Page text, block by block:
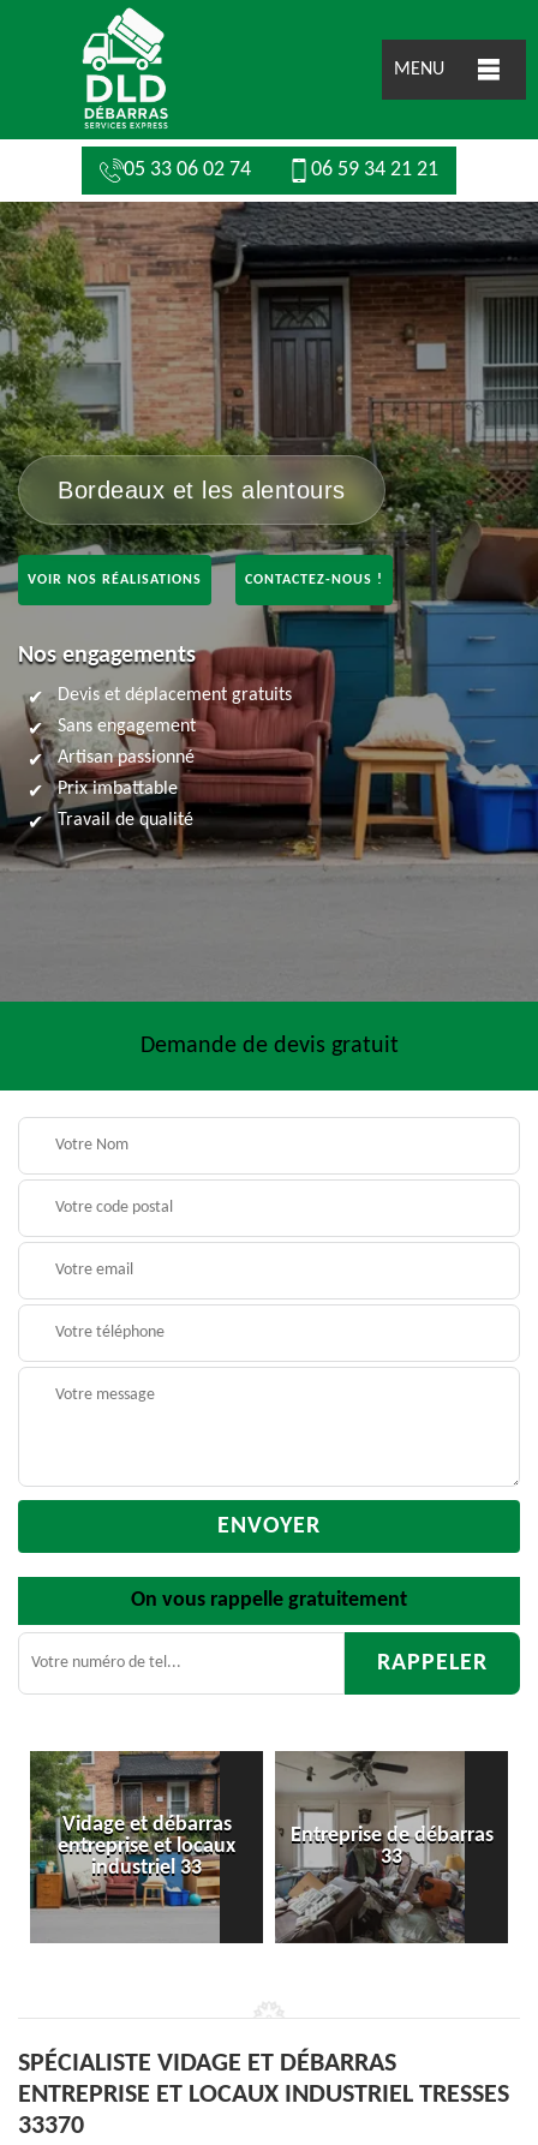
MENU
05 33 06 02 74 06 59 34 21 21
Bordeaux et les alentours
VOIR NOS RÉALISATIONS CONTACTEZ-NOUS !
Nos engagements
Devis et déplacement gratuits
Sans engagement
Artisan passionné
Prix imbattable
Travail de qualité
Demande de devis gratuit
On vous rappelle gratuitement
Entreprise de débarras
33
Débarras
d'appartement 33
SPÉCIALISTE VIDAGE ET DÉBARRAS
ENTREPRISE ET LOCAUX INDUSTRIEL TRESSES
33370